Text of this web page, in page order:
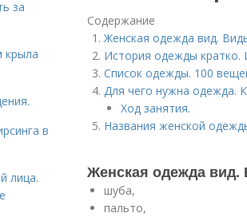
Содержание
Женская одежда вид.
История одежды кратко.
Список одежды. 100
Для чего нужна одежда.
Ход занятия.
Названия женской
Женская одежда
шуба,
пальто,
за
крыла
в
лица.